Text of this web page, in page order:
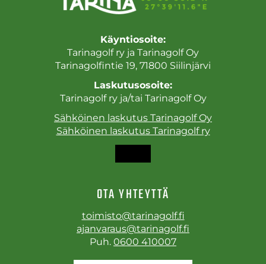
Käyntiosoite:
Tarinagolf ry ja Tarinagolf Oy
Tarinagolfintie 19, 71800 Siilinjärvi
Laskutusosoite:
Tarinagolf ry ja/tai Tarinagolf Oy
Sähköinen laskutus Tarinagolf Oy
Sähköinen laskutus Tarinagolf ry
OTA YHTEYTTÄ
toimisto@tarinagolf.fi
ajanvaraus@tarinagolf.fi
Puh. 0600 410007